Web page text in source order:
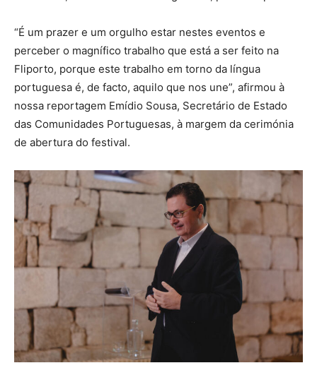
“É um prazer e um orgulho estar nestes eventos e
perceber o magnífico trabalho que está a ser feito na
Fliporto, porque este trabalho em torno da língua
portuguesa é, de facto, aquilo que nos une”, afirmou à
nossa reportagem Emídio Sousa, Secretário de Estado
das Comunidades Portuguesas, à margem da cerimónia
de abertura do festival.